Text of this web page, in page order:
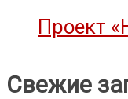
Проект
Свежие